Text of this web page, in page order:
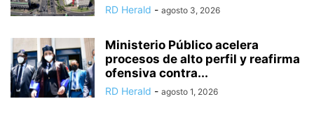
RD Herald - agosto 3, 2026
Ministerio Público acelera
procesos de alto perfil y reafirma
ofensiva contra...
RD Herald - agosto 1, 2026